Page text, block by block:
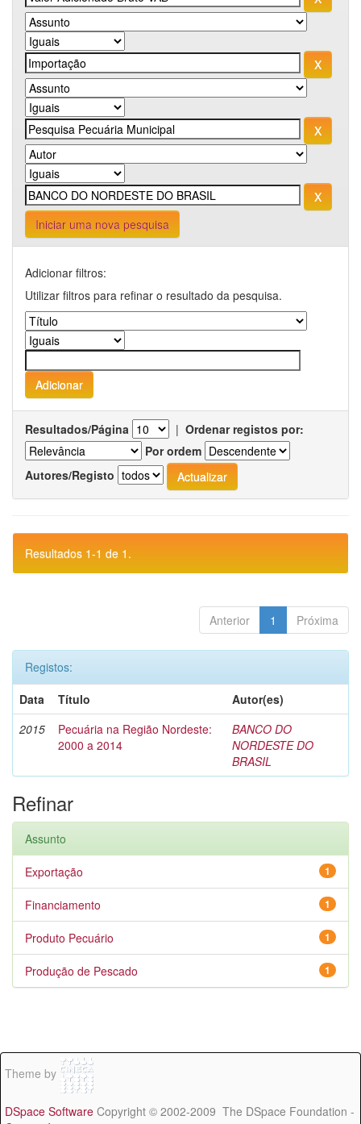
Iniciar uma nova pesquisa
Adicionar filtros:
Utilizar filtros para refinar o resultado da pesquisa.
Resultados/Página | Ordenar registos por:
Por ordem
Autores/Registo
Resultados 1-1 de 1.
Anterior 1 Próxima
Registos:
Data
Título
Autor(es)
2015
Pecuária na Região Nordeste:
2000 a 2014
BANCO DO
NORDESTE DO
BRASIL
Refinar
Assunto
1
Exportação
1
Financiamento
1
Produto Pecuário
1
Produção de Pescado
Theme by
DSpace Software Copyright © 2002-2009 The DSpace Foundation -